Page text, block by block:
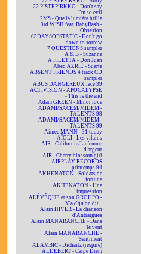
22 PISTEPIRKKO - Don't say
I'm so evil
2MS - Que la lumière brille
3rd WISH feat. BabyBash -
Obsesion
65DAYSOFSTATIC - Don't go
down to sorrow
7 QUESTIONS sampler
A & B - Suzanne
A FILETTA - Don Juan
Abed AZRIÉ - Suerte
ABSENT FRIENDS 4 track CD
sampler
ABUS DANGEREUX face 39
ACTIVISION - APOCALYPSE
- This is the end
Adam GREEN - Minor love
ADAMI/SACEM/MIDEM -
TALENTS 98
ADAMI/SACEM/MIDEM -
TALENTS 99
Aimee MANN - 31 today
AÏOLI - Les vilains
AIR - Californie/La femme
d'argent
AIR - Cherry blossom girl
AIRPLAY RECORDS
printemps 94
AKHENATON - Soldats de
fortune
AKHENATON - Une
impression
ALÉVÊQUE et son GROUPO -
Y'a c'qu'on dit...
Alain HIVER - La chanson
d'Antraigues
Alain MANARANCHE - Dans
le vent
Alain MANARANCHE -
Sentiment
ALAMBIC - Dichaïtz (respire)
ALDEBERT - Carpe Diem